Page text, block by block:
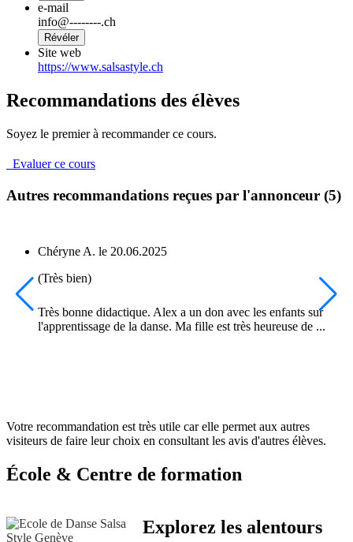
e-mail
info@--------.ch
Révéler
Site web
https://www.salsastyle.ch
Recommandations des élèves
Soyez le premier à recommander ce cours.
Evaluer ce cours
Autres recommandations reçues par l'annonceur (5)
Chéryne A. le 20.06.2025
(Très bien)
Très bonne didactique. Alex a un don avec les enfants sur
l'apprentissage de la danse. Ma fille est très heureuse de ...
Votre recommandation est très utile car elle permet aux autres
visiteurs de faire leur choix en consultant les avis d'autres élèves.
École & Centre de formation
Explorez les alentours